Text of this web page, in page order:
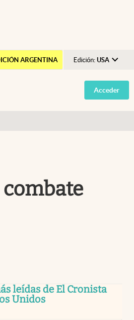
ARGENTINA Edición: USA
Argentina
España
Acceder
combate
leídas de El Cronista
Unidos